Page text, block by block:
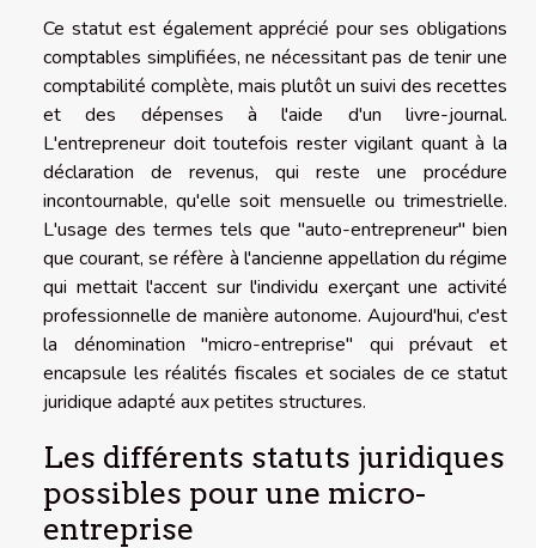
Ce statut est également apprécié pour ses obligations
comptables simplifiées, ne nécessitant pas de tenir une
comptabilité complète, mais plutôt un suivi des recettes
et des dépenses à l'aide d'un livre-journal.
L'entrepreneur doit toutefois rester vigilant quant à la
déclaration de revenus, qui reste une procédure
incontournable, qu'elle soit mensuelle ou trimestrielle.
L'usage des termes tels que "auto-entrepreneur" bien
que courant, se réfère à l'ancienne appellation du régime
qui mettait l'accent sur l'individu exerçant une activité
professionnelle de manière autonome. Aujourd'hui, c'est
la dénomination "micro-entreprise" qui prévaut et
encapsule les réalités fiscales et sociales de ce statut
juridique adapté aux petites structures.
Les différents statuts juridiques
possibles pour une micro-
entreprise